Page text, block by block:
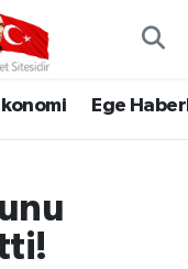
Ege